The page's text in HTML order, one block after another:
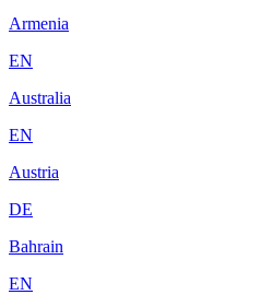
Armenia
EN
Australia
EN
Austria
DE
Bahrain
EN